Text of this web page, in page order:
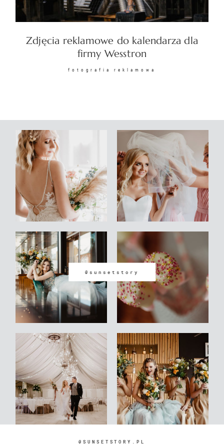
Zdjęcia reklamowe do kalendarza dla
firmy Wesstron
fotografia reklamowa
KONTAKT
@sunsetstory
@SUNSETSTORY.PL